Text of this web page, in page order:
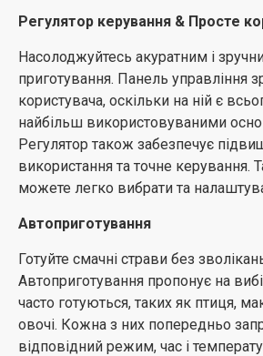
Регулятор керування & Просте
Насолоджуйтесь акуратним і
приготування. Панель управління
користувача, оскільки на ній є
найбільш використовуваними
Регулятор також забезпечує
використання та точне керування.
можете легко вибрати та
Автоприготування
Готуйте смачні страви без
Автоприготування пропонує на
часто готуються, таких як птиця,
овочі. Кожна з них попередньо
відповідний режим, час і